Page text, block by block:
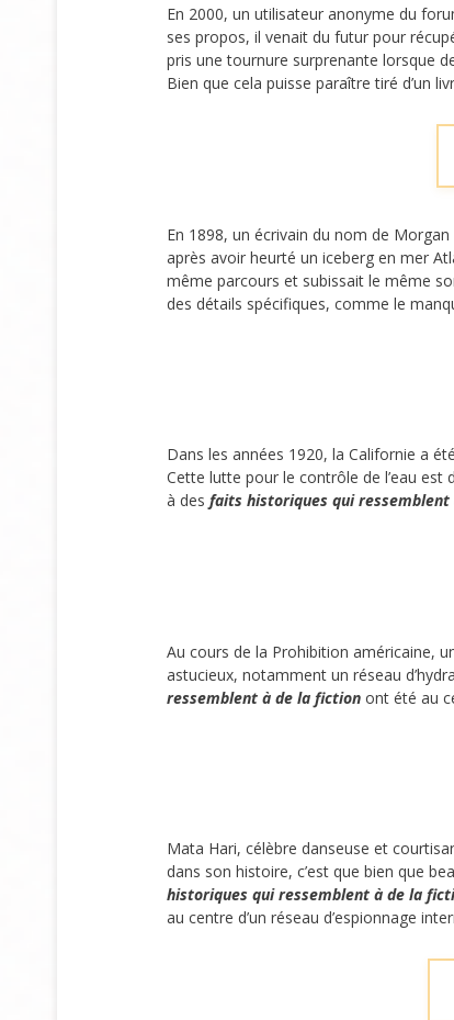
En 2000, un utilisateur anonyme du
ses propos, il venait du futur pour
pris une tournure surprenante lorsque
Bien que cela puisse paraître tiré d’un
En 1898, un écrivain du nom de
après avoir heurté un iceberg en mer
même parcours et subissait le même
des détails spécifiques, comme le
Dans les années 1920, la Californie a
Cette lutte pour le contrôle de l’eau
à des faits historiques qui
Au cours de la Prohibition américaine,
astucieux, notamment un réseau
ressemblent à de la fiction ont été au
Mata Hari, célèbre danseuse et
dans son histoire, c’est que bien que
historiques qui ressemblent à de la
au centre d’un réseau d’espionnage